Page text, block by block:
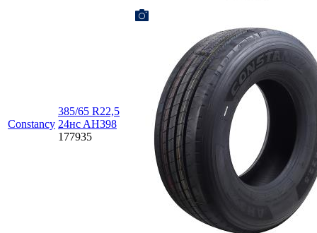
Constancy
385/65 R22,5
24нc AH398
177935